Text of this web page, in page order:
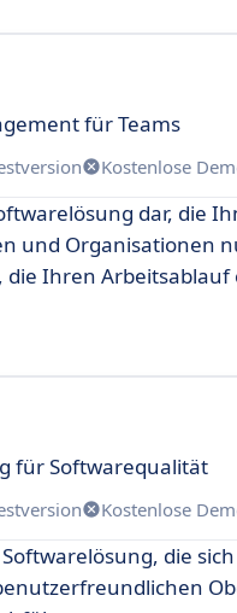
für Teams
Kostenlose
dar, die
und Organisationen
Ihren
für Softwarequalität
Kostenlose
die